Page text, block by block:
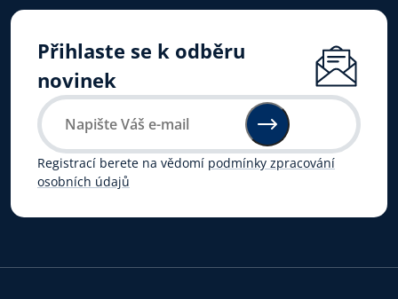
Přihlaste se k odběru
novinek
Registrací berete na vědomí podmínky zpracování
osobních údajů